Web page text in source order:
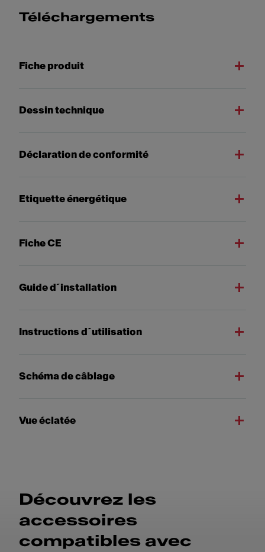
Téléchargements
Fiche produit
Dessin technique
Déclaration de conformité
Etiquette énergétique
Fiche CE
Guide d´installation
Instructions d´utilisation
Schéma de câblage
Vue éclatée
Découvrez les
accessoires
compatibles avec